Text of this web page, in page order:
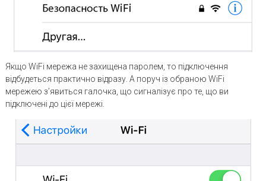
Якщо WiFi мережа не захищена паролем, то підключення
відбудеться практично відразу. А поруч із обраною WiFi
мережею з’явиться галочка, що сигналізує про те, що ви
підключені до цієї мережі.